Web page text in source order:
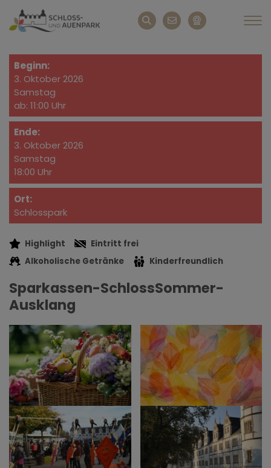
Beginn:
3. Oktober 2026
Samstag
ab: 11:00 Uhr
Ende:
3. Oktober 2026
Samstag
18:00 Uhr
Ort:
Schlosspark
Highlight
Eintritt frei
Alkoholische Getränke
Kinderfreundlich
Sparkassen-SchlossSommer-
Ausklang